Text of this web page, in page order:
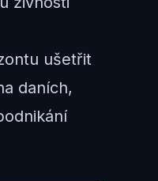
ušetřit
daních,